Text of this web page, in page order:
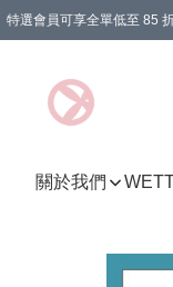
特選會員可享全單低至 85
關於我們